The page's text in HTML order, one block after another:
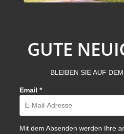
GUTE
BLEIBEN SIE AUF
Email *
Mit dem Absenden werden Ihre